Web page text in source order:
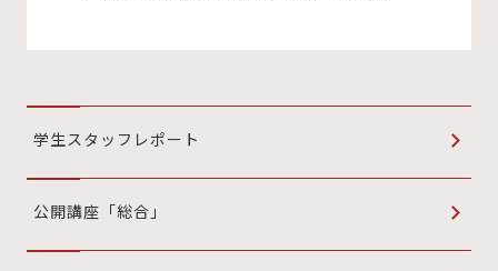
学生スタッフレポート
公開講座「総合」